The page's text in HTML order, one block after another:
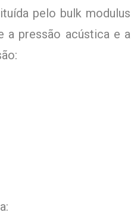
pelo bulk modulus
a pressão acústica e a